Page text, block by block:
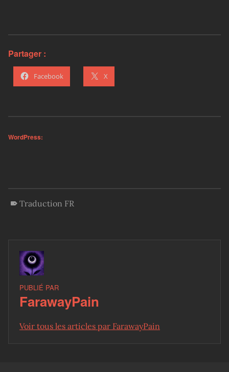
Partager :
Facebook X
WordPress:
Traduction FR
PUBLIÉ PAR
FarawayPain
Voir tous les articles par FarawayPain